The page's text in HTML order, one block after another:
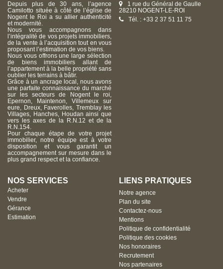
Depuis plus de 30 ans, l’agence
Camilotto située à côté de l’église de
Nogent le Roi a su allier authenticité
et modernité.
Nous vous accompagnons dans
l’intégralité de vos projets immobiliers,
de la vente à l’acquisition tout en vous
proposant l’estimation de vos biens.
Nous vous offrons une large sélection
de biens immobiliers allant de
l’appartement à la belle propriété sans
oublier les terrains à bâtir.
Grâce à un ancrage local, nous avons
une parfaite connaissance du marché
sur les secteurs de Nogent le roi,
Epernon, Maintenon, Villemeux sur
eure, Dreux, Faverolles, Tremblay les
Villages, Hanches, Houdan ainsi que
vers les axes de la R.N.12 et de la
R.N.154.
Pour chaque étape de votre projet
immobilier, notre équipe est à votre
disposition et vous garantit un
accompagnement sur mesure dans le
plus grand respect et la confiance.
1 rue du Général de Gaulle
28210 NOGENT-LE-ROI
Tél. : +33 2 37 51 11 75
NOS SERVICES
Acheter
Vendre
Gérance
Estimation
LIENS PRATIQUES
Notre agence
Plan du site
Contactez-nous
Mentions
Politique de confidentialité
Politique des cookies
Nos honoraires
Recrutement
Nos partenaires